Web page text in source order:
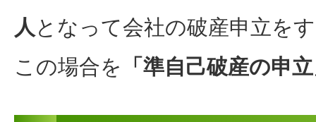
人 となって会社の破産申立を
この場合を
「準自己破産の申